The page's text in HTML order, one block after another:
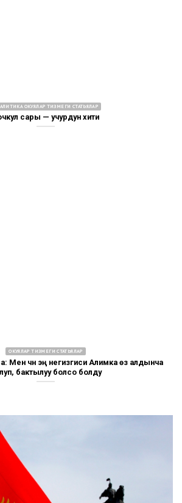
ОКУЯЛАР ТИЗМЕГИ СТАТЬЯЛАР
сары — учурдун хити
ОКУЯЛАР ТИЗМЕГИ СТАТЬЯЛАР
Мен үчүн эң негизгиси Алимка өз алдынча
бактылуу болсо болду